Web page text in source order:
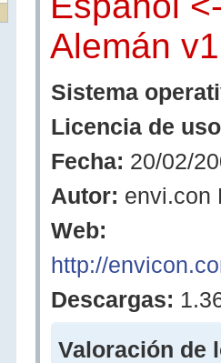
Alemán
Sistema
Licencia de
Fecha: 20/02/
Autor: envi.con
Web:
http://
Descargas:
Valoración de